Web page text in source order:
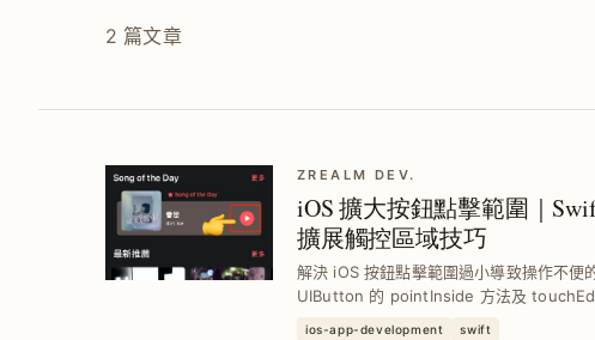
2 篇文章
ZREALM DEV.
iOS 擴大按鈕點擊範圍｜
擴展觸控區域技巧
解決 iOS 按鈕點擊範圍過小導致操作不便
UIButton 的 pointInside 方法及
ios-app-development swift